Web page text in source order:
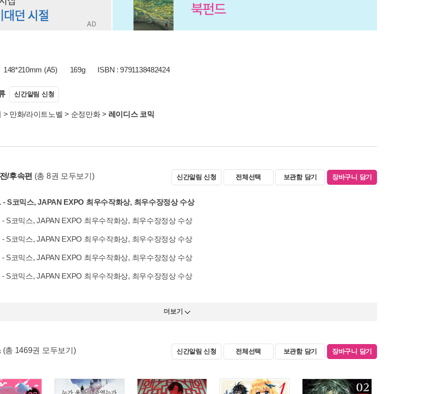
148*210mm (A5) 169g ISBN : 9791138482424
신간알림 신청
> 만화/라이트노벨 > 순정만화> 레이디스 코믹
/후속편 (총 8권 모두보기) 신간알림 신청 전체선택 보관함 담기 장바구니 담기
- S코믹스, JAPAN EXPO 최우수작화상, 최우수장정상 수상
- S코믹스, JAPAN EXPO 최우수작화상, 최우수장정상 수상
- S코믹스, JAPAN EXPO 최우수작화상, 최우수장정상 수상
- S코믹스, JAPAN EXPO 최우수작화상, 최우수장정상 수상
- S코믹스, JAPAN EXPO 최우수작화상, 최우수장정상 수상
더보기
(총 1469권 모두보기) 신간알림 신청 전체선택 보관함 담기 장바구니 담기